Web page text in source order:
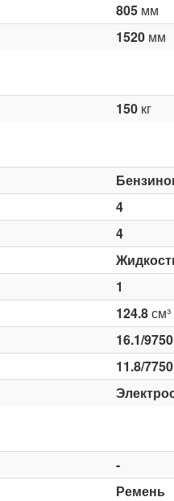
805мм
1520мм
150кг
4
4
1
124.8см³
16.1/9750
11.8/7750
-
Ремень